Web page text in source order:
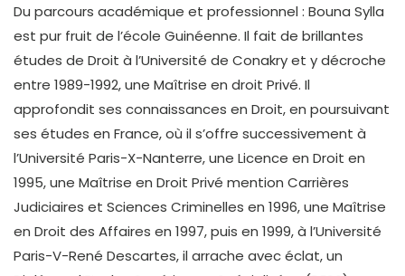
Du parcours académique et professionnel : Bouna Sylla
est pur fruit de l’école Guinéenne. Il fait de brillantes
études de Droit à l’Université de Conakry et y décroche
entre 1989-1992, une Maîtrise en droit Privé. Il
approfondit ses connaissances en Droit, en poursuivant
ses études en France, où il s’offre successivement à
l’Université Paris-X-Nanterre, une Licence en Droit en
1995, une Maîtrise en Droit Privé mention Carrières
Judiciaires et Sciences Criminelles en 1996, une Maîtrise
en Droit des Affaires en 1997, puis en 1999, à l’Université
Paris-V-René Descartes, il arrache avec éclat, un